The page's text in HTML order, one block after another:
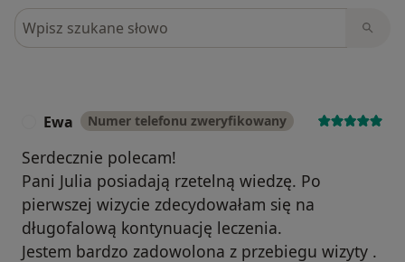
Szukaj w opiniach
Ewa Numer telefonu zweryfikowany
Serdecznie polecam!
Pani Julia posiadają rzetelną wiedzę. Po
pierwszej wizycie zdecydowałam się na
długofalową kontynuację leczenia.
Jestem bardzo zadowolona z przebiegu wizyty .